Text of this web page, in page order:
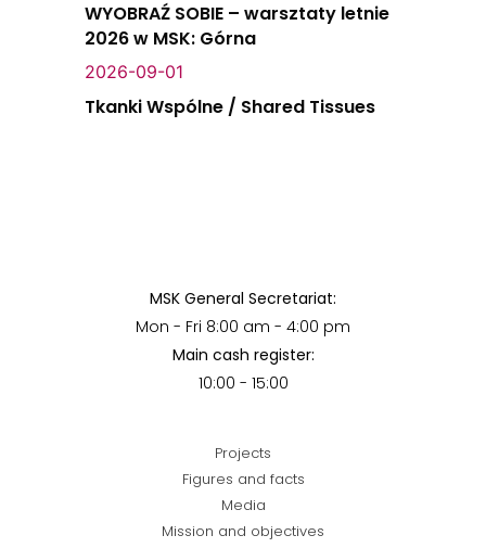
WYOBRAŹ SOBIE – warsztaty letnie
2026 w MSK: Górna
2026-09-01
Tkanki Wspólne / Shared Tissues
MSK General Secretariat:
Mon - Fri 8:00 am - 4:00 pm
Main cash register:
10:00 - 15:00
Projects
Figures and facts
Media
Mission and objectives